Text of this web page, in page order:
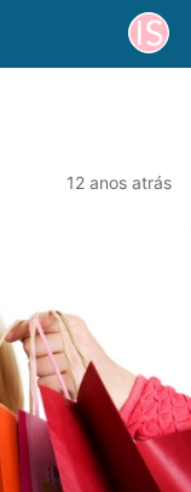
12 anos atrás